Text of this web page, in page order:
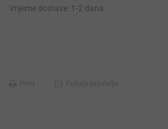
Vrijeme dostave: 1-2 dana